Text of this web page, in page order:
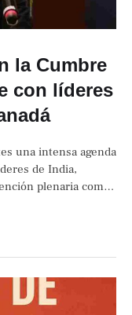
la Cumbre
con líderes
una intensa agenda
de India,
plenaria como